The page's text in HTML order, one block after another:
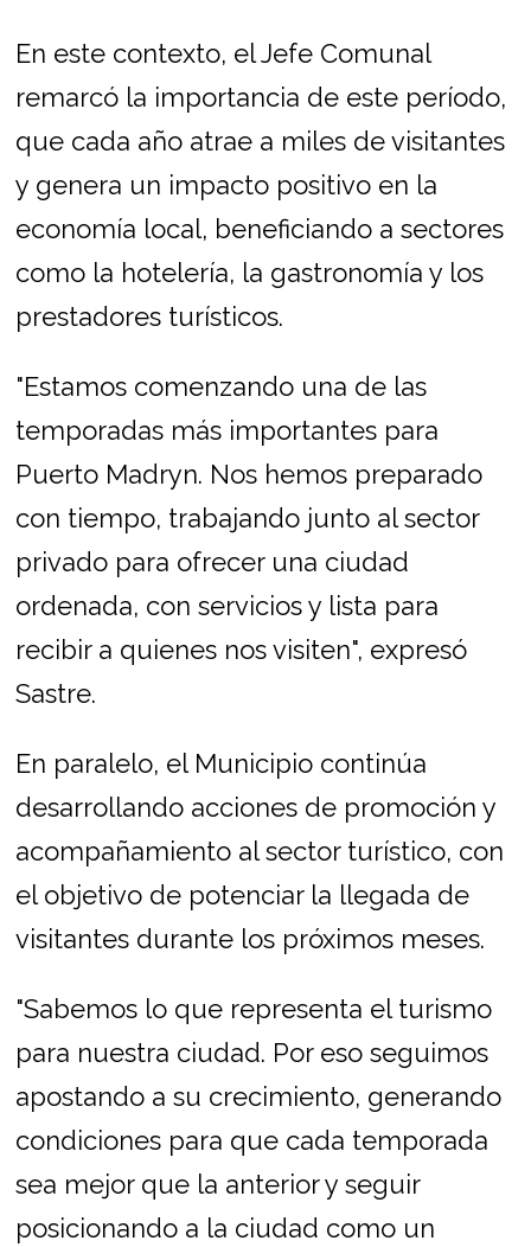
En este contexto, el Jefe Comunal
remarcó la importancia de este período,
que cada año atrae a miles de visitantes
y genera un impacto positivo en la
economía local, beneficiando a sectores
como la hotelería, la gastronomía y los
prestadores turísticos.
"Estamos comenzando una de las
temporadas más importantes para
Puerto Madryn. Nos hemos preparado
con tiempo, trabajando junto al sector
privado para ofrecer una ciudad
ordenada, con servicios y lista para
recibir a quienes nos visiten", expresó
Sastre.
En paralelo, el Municipio continúa
desarrollando acciones de promoción y
acompañamiento al sector turístico, con
el objetivo de potenciar la llegada de
visitantes durante los próximos meses.
"Sabemos lo que representa el turismo
para nuestra ciudad. Por eso seguimos
apostando a su crecimiento, generando
condiciones para que cada temporada
sea mejor que la anterior y seguir
posicionando a la ciudad como un